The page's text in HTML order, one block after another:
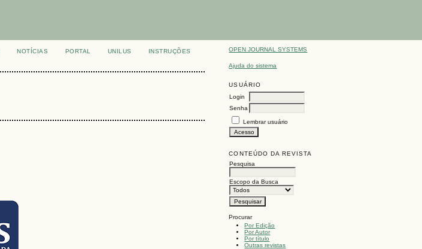
OPEN JOURNAL SYSTEMS
Ajuda do sistema
USUÁRIO
Login
Senha
Lembrar usuário
CONTEÚDO DA REVISTA
Pesquisa
Escopo da Busca
Procurar
Por Edição
Por Autor
Por título
Outras revistas
NOTÍCIAS PORTAL UNILUS
INSTRUÇÕES